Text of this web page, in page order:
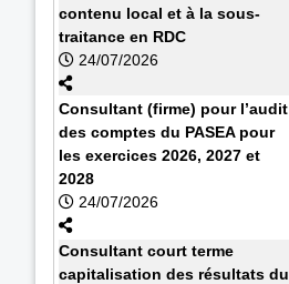
contenu local et à la sous-
traitance en RDC
24/07/2026
Consultant (firme) pour l’audit
des comptes du PASEA pour
les exercices 2026, 2027 et
2028
24/07/2026
Consultant court terme
capitalisation des résultats du